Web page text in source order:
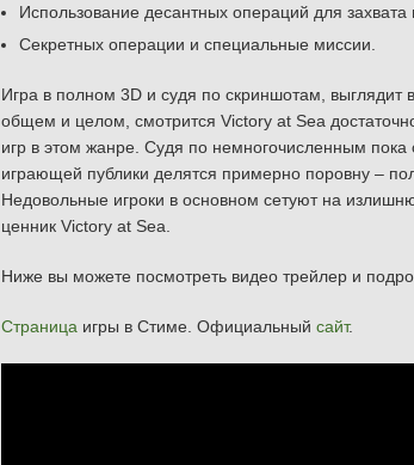
Использование десантных операций для захвата
Секретных операции и специальные миссии.
Игра в полном 3D и судя по скриншотам, выглядит
общем и целом, смотрится Victory at Sea
игр в этом жанре. Судя по немногочисленным
играющей публики делятся примерно поровну –
Недовольные игроки в основном сетуют на
ценник Victory at Sea.
Ниже вы можете посмотреть видео трейлер и
Страница игры в Стиме. Официальный сайт.